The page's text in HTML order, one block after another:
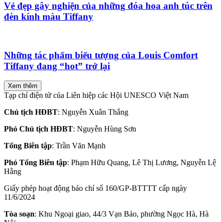
Vẻ đẹp gây nghiện của những đóa hoa anh túc trên
đèn kính màu Tiffany
Những tác phẩm biểu tượng của Louis Comfort
Tiffany đang “hot” trở lại
Xem thêm
Tạp chí điện tử của Liên hiệp các Hội UNESCO Việt Nam
Chủ tịch HĐBT: Nguyễn Xuân Thắng
Phó Chủ tịch HĐBT: Nguyễn Hùng Sơn
Tổng Biên tập: Trần Văn Mạnh
Phó Tổng Biên tập: Phạm Hữu Quang, Lê Thị Lương, Nguyễn Lệ
Hằng
Giấy phép hoạt động báo chí số 160/GP-BTTTT cấp ngày
11/6/2024
Tòa soạn: Khu Ngoại giao, 44/3 Vạn Bảo, phường Ngọc Hà, Hà